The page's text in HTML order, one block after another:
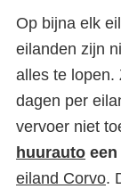
Op bijna elk
eilanden zijn
alles te lopen.
dagen per
vervoer niet
huurauto
eiland Corvo.